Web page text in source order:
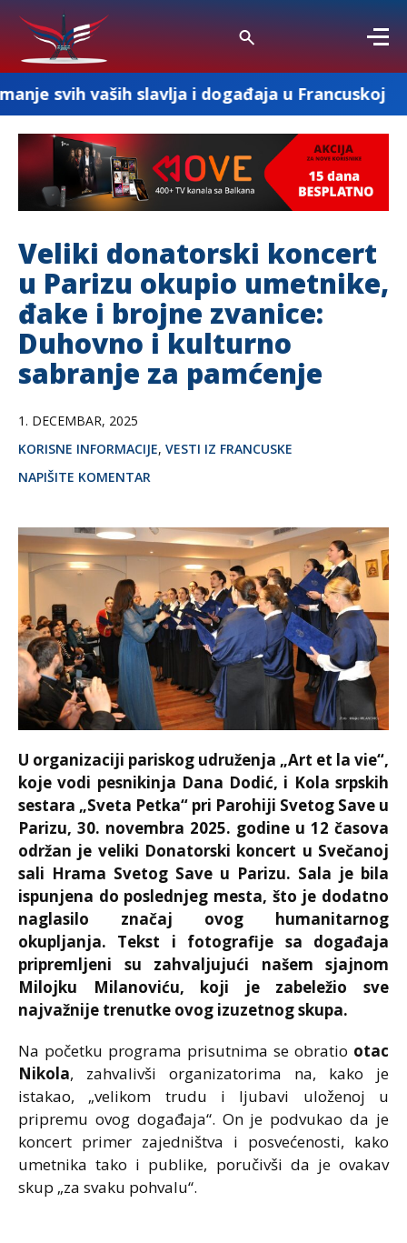
i događaja u Francuskoj MD PRO
Veliki donatorski koncert
u Parizu okupio umetnike,
đake i brojne zvanice:
Duhovno i kulturno
sabranje za pamćenje
1. DECEMBAR, 2025
KORISNE INFORMACIJE, VESTI IZ FRANCUSKE
NAPIŠITE KOMENTAR
U organizaciji pariskog udruženja „Art et la vie“,
koje vodi pesnikinja Dana Dodić, i Kola srpskih
sestara „Sveta Petka“ pri Parohiji Svetog Save u
Parizu, 30. novembra 2025. godine u 12 časova
održan je veliki Donatorski koncert u Svečanoj
sali Hrama Svetog Save u Parizu. Sala je bila
ispunjena do poslednjeg mesta, što je dodatno
naglasilo značaj ovog humanitarnog
okupljanja. Tekst i fotografije sa događaja
pripremljeni su zahvaljujući našem sjajnom
Milojku Milanoviću, koji je zabeležio sve
najvažnije trenutke ovog izuzetnog skupa.
Na početku programa prisutnima se obratio otac
Nikola, zahvalivši organizatorima na, kako je
istakao, „velikom trudu i ljubavi uloženoj u
pripremu ovog događaja“. On je podvukao da je
koncert primer zajedništva i posvećenosti, kako
umetnika tako i publike, poručivši da je ovakav
skup „za svaku pohvalu“.